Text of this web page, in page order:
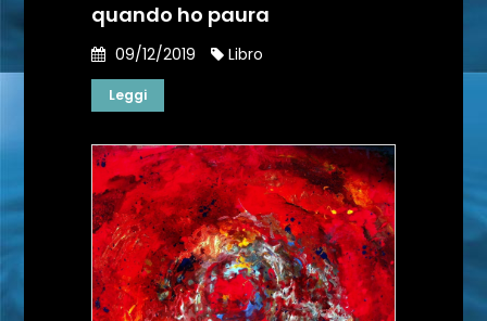
quando ho paura
09/12/2019 Libro
Leggi